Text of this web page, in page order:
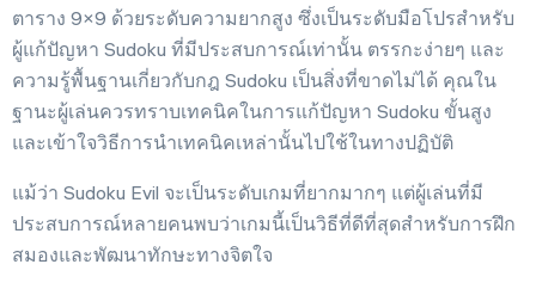
ตาราง 9×9 ด้วยระดับความยากสูง ซึ่งเป็นระดับมือโปรสำหรับ
ผู้แก้ปัญหา Sudoku ที่มีประสบการณ์เท่านั้น ตรรกะง่ายๆ และ
ความรู้พื้นฐานเกี่ยวกับกฎ Sudoku เป็นสิ่งที่ขาดไม่ได้ คุณใน
ฐานะผู้เล่นควรทราบเทคนิคในการแก้ปัญหา Sudoku ขั้นสูง
และเข้าใจวิธีการนำเทคนิคเหล่านั้นไปใช้ในทางปฏิบัติ
แม้ว่า Sudoku Evil จะเป็นระดับเกมที่ยากมากๆ แต่ผู้เล่นที่มี
ประสบการณ์หลายคนพบว่าเกมนี้เป็นวิธีที่ดีที่สุดสำหรับการฝึก
สมองและพัฒนาทักษะทางจิตใจ